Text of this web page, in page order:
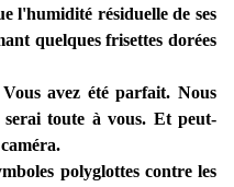
résiduelle de ses
quelques frisettes dorées
avez été parfait. Nous
toute à vous. Et peut-
polyglottes contre les